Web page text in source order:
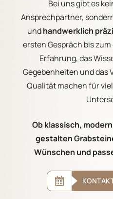
Bei uns gibt es
Ansprechpartner,
undhandwerklich
ersten Gespräch bis
Erfahrung, das
Gegebenheiten und das
Qualität machen für
Ob klassisch,
gestalten
Wünschen und